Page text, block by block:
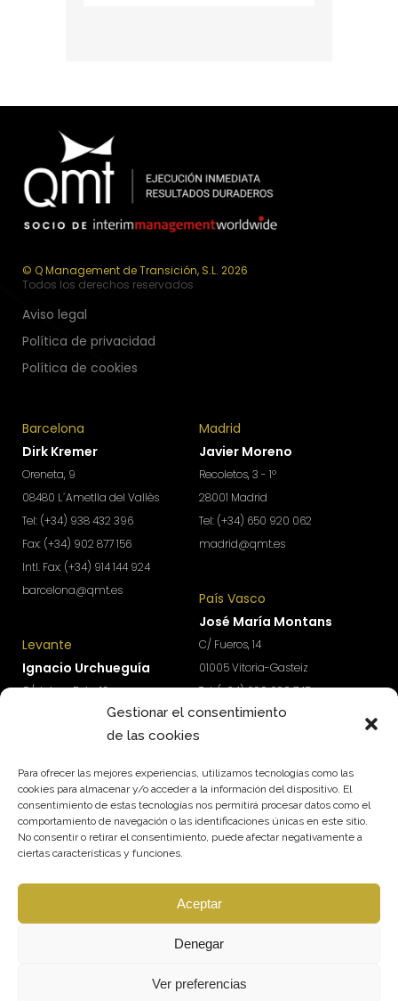
Gestionar el consentimiento
de las cookies
Para ofrecer las mejores experiencias, utilizamos tecnologías como las
cookies para almacenar y/o acceder a la información del dispositivo. El
consentimiento de estas tecnologías nos permitirá procesar datos como el
comportamiento de navegación o las identificaciones únicas en este sitio.
No consentir o retirar el consentimiento, puede afectar negativamente a
ciertas características y funciones.
Aceptar
Denegar
Ver preferencias
© Q Management de Transición, S.L. 2026
Todos los derechos reservados
Aviso legal
Política de privacidad
Política de cookies
Barcelona
Dirk Kremer
Oreneta, 9
08480 L´Ametlla del Vallès
Tel: (+34) 938 432 396
Fax: (+34) 902 877 156
Intl. Fax: (+34) 914 144 924
barcelona@qmt.es
Levante
Ignacio Urchueguía
C/ Jaime Roig, 19
Tel: (+34) 674 570 918
Madrid
Javier Moreno
Recoletos, 3 - 1º
28001 Madrid
Tel: (+34) 650 920 062
madrid@qmt.es
País Vasco
José María Montans
C/ Fueros, 14
01005 Vitoria-Gasteiz
Tel: (+34) 690 690 745
paisvasco@qmt.es
¿Quieres acceder a contenidos exclusivos para
impulsar el crecimiento y rentabilidad de tu
empresa?
Suscríbete a nuestra newsletter.
SUSCRÍBETE